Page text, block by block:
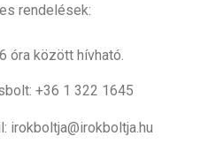
rendelések:
óra között hívható.
+36 1 322 1645
irokboltja@irokboltja.hu